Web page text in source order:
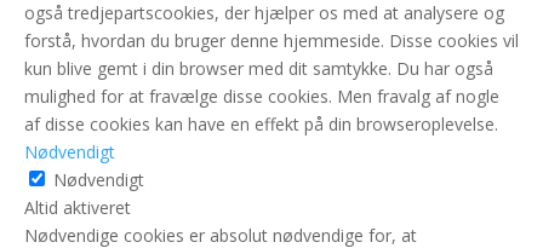
også tredjepartscookies, der hjælper os med at analysere og
forstå, hvordan du bruger denne hjemmeside. Disse cookies vil
kun blive gemt i din browser med dit samtykke. Du har også
mulighed for at fravælge disse cookies. Men fravalg af nogle
af disse cookies kan have en effekt på din browseroplevelse.
Nødvendigt
Nødvendigt
Altid aktiveret
Nødvendige cookies er absolut nødvendige for, at